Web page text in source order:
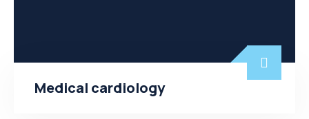
Medical cardiology